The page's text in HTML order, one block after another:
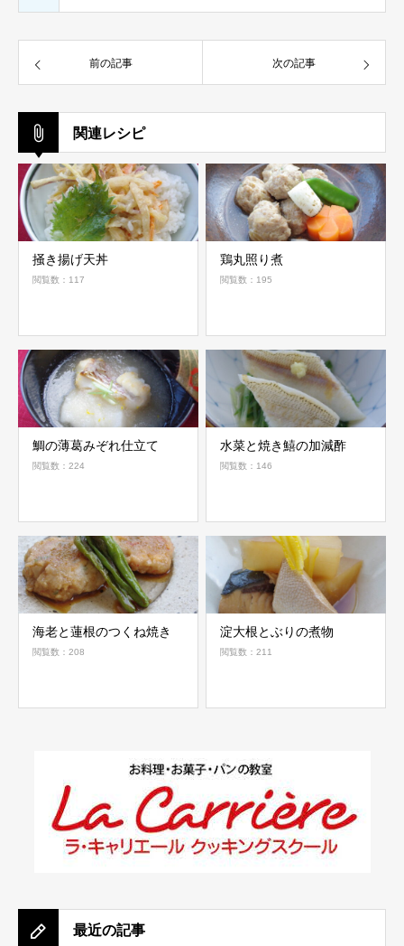
前の記事 次の記事
関連レシピ
掻き揚げ天丼
閲覧数：117
鶏丸照り煮
閲覧数：195
鯛の薄葛みぞれ仕立て
閲覧数：224
水菜と焼き鱚の加減酢
閲覧数：146
海老と蓮根のつくね焼き
閲覧数：208
淀大根とぶりの煮物
閲覧数：211
最近の記事